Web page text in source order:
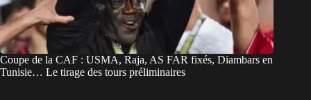
Coupe de la CAF : USMA, Raja, AS FAR fixés, Diambars en
Tunisie… Le tirage des tours préliminaires